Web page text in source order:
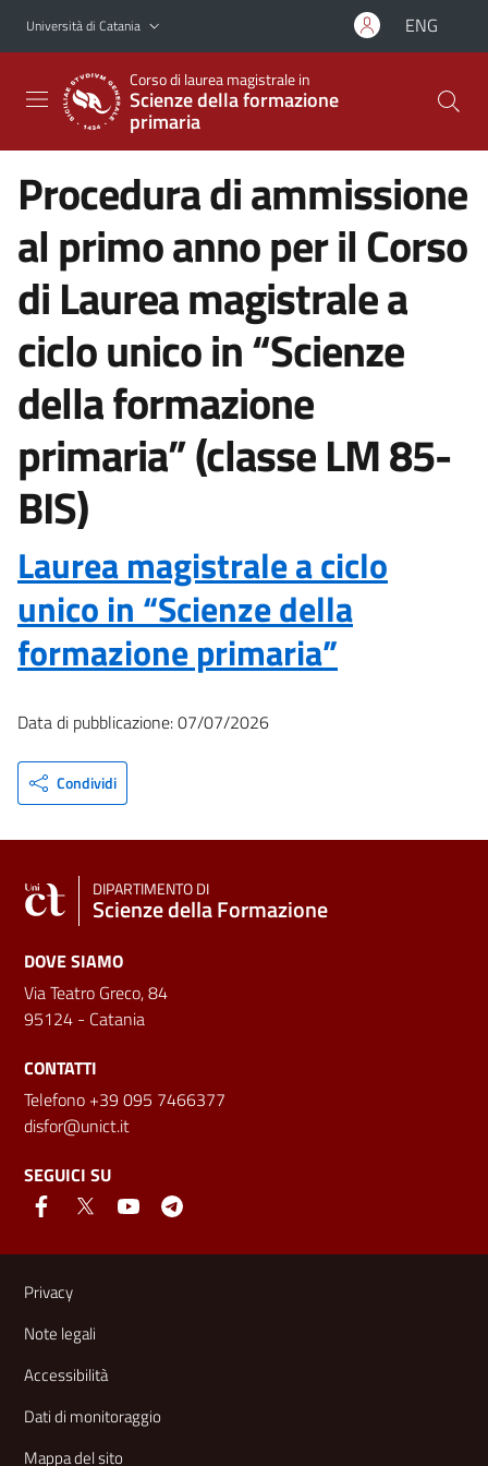
Vai al contenuto principale
Vai al menu di navigazione
Università di Catania ENG
Corso di laurea magistrale in
Scienze della formazione
primaria
Procedura di ammissione
al primo anno per il Corso
di Laurea magistrale a
ciclo unico in “Scienze
della formazione
primaria” (classe LM 85-
BIS)
Laurea magistrale a ciclo
unico in “Scienze della
formazione primaria”
Data di pubblicazione: 07/07/2026
Condividi
DIPARTIMENTO DI
Scienze della Formazione
DOVE SIAMO
Via Teatro Greco, 84
95124 - Catania
CONTATTI
Telefono +39 095 7466377
disfor@unict.it
SEGUICI SU
Link e informazioni utili
Privacy
Note legali
Accessibilità
Dati di monitoraggio
Mappa del sito